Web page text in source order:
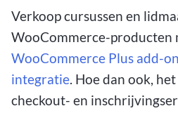
Verkoop cursussen en
WooCommerce-producten
WooCommerce Plus add-on
integratie. Hoe dan ook,
checkout- en